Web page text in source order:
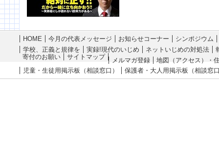
HOME 今月の代表メッセージ お知らせコーナー
シンポジウム
学校、正義と規律を
実録!現代のいじめ ネットいじめの対処法
寄付のお願い
サイトマップ メルマガ登録
地図（アクセス）・
児童・生徒用掲示板（相談窓口）
保護者・大人用掲示板（相談窓